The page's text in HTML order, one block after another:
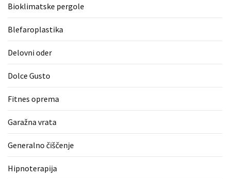
znamka.
USED
CATEGORIES
(1)
Tisk
Bioklimatske pergole
Blefaroplastika
Delovni oder
Dolce Gusto
Fitnes oprema
Garažna vrata
Generalno čiščenje
Hipnoterapija